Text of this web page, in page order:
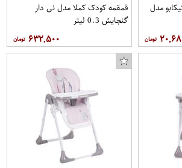
مدل
قمقمه کودک کملا مدل نی دار
گنجایش 0.3 لیتر
۶۳۲,۵۰۰